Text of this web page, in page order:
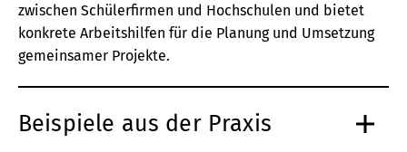
zwischen Schülerfirmen und Hochschulen und bietet
konkrete Arbeitshilfen für die Planung und Umsetzung
gemeinsamer Projekte.
Beispiele aus der Praxis